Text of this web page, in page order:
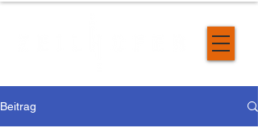
Beitrag